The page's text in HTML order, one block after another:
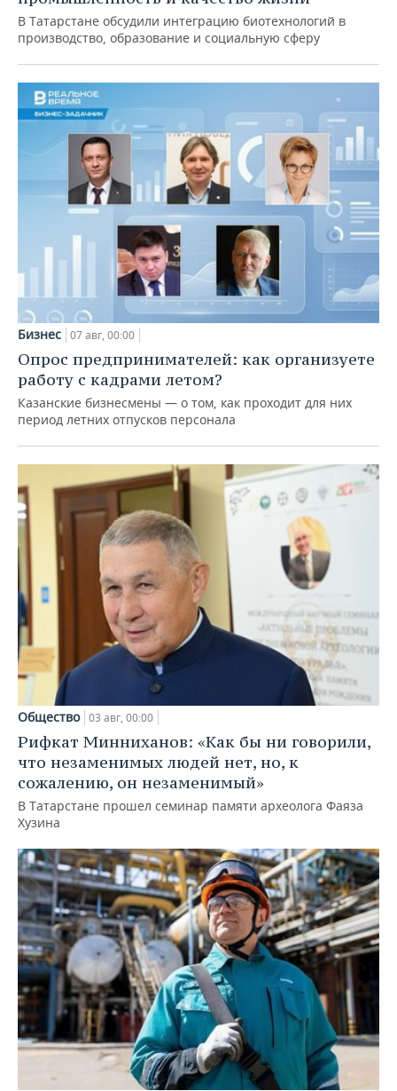
В Татарстане обсудили интеграцию биотехнологий в
производство, образование и социальную сферу
Бизнес 07 авг, 00:00
Опрос предпринимателей: как организуете
работу с кадрами летом?
Казанские бизнесмены — о том, как проходит для них
период летних отпусков персонала
Общество 03 авг, 00:00
Рифкат Минниханов: «Как бы ни говорили,
что незаменимых людей нет, но, к
сожалению, он незаменимый»
В Татарстане прошел семинар памяти археолога Фаяза
Хузина